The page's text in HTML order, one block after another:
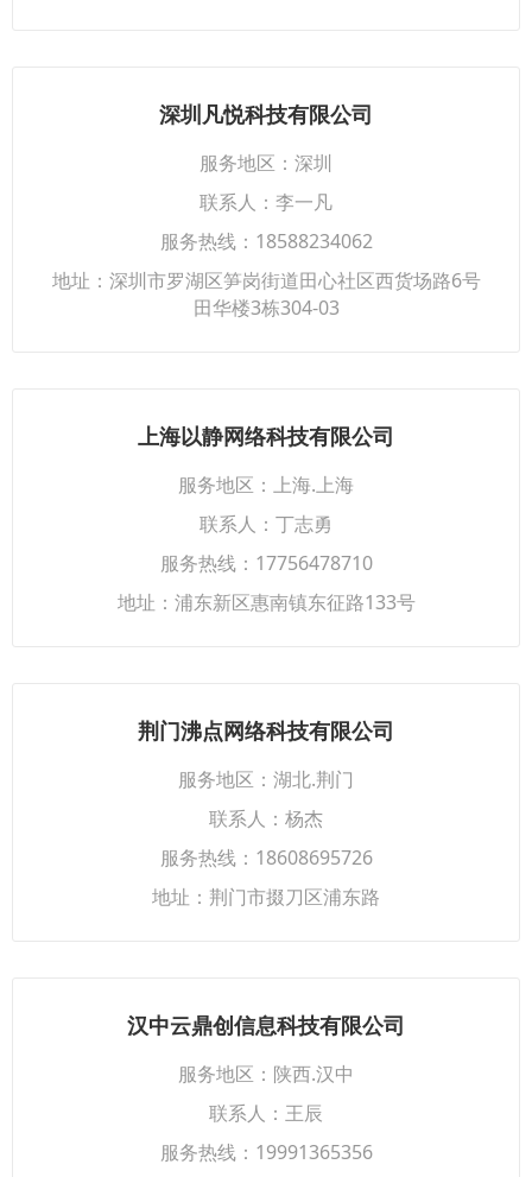
深圳凡悦科技有限公司
服务地区：深圳
联系人：李一凡
服务热线：18588234062
地址：深圳市罗湖区笋岗街道田心社区西货场路6号
田华楼3栋304-03
上海以静网络科技有限公司
服务地区：上海.上海
联系人：丁志勇
服务热线：17756478710
地址：浦东新区惠南镇东征路133号
荆门沸点网络科技有限公司
服务地区：湖北.荆门
联系人：杨杰
服务热线：18608695726
地址：荆门市掇刀区浦东路
汉中云鼎创信息科技有限公司
服务地区：陕西.汉中
联系人：王辰
服务热线：19991365356